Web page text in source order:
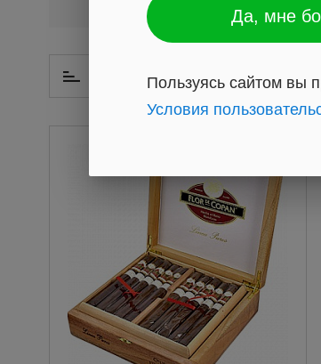
По популярности
Да, мне
Пользуясь сайтом вы
Условия